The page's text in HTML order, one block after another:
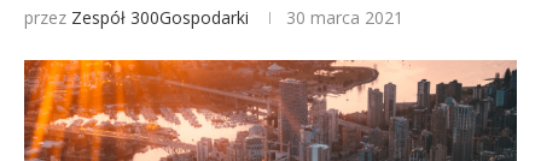
przez Zespół 300Gospodarki 30 marca 2021